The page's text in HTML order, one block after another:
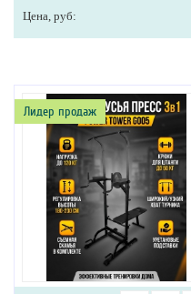
Цена, руб:
Лидер продаж